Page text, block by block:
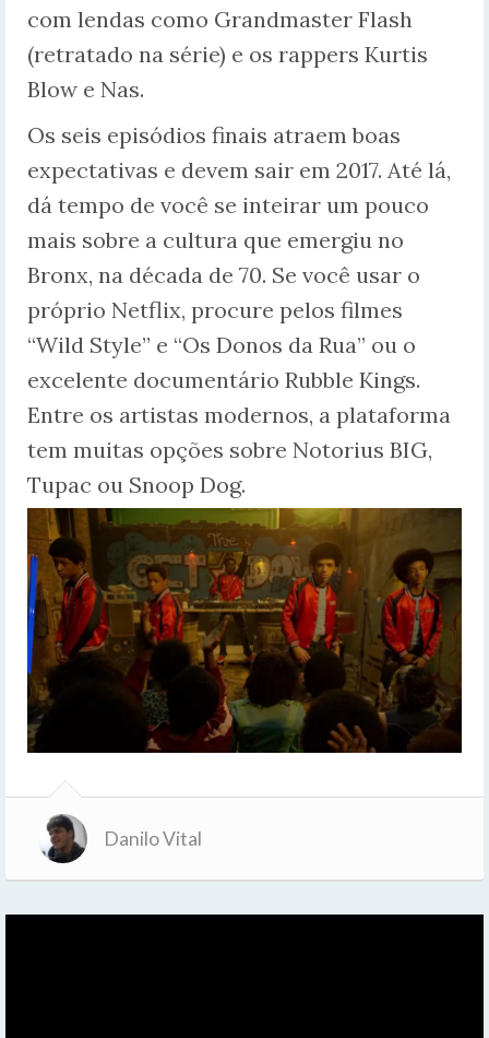
com lendas como Grandmaster Flash
(retratado na série) e os rappers Kurtis
Blow e Nas.
Os seis episódios finais atraem boas
expectativas e devem sair em 2017. Até lá,
dá tempo de você se inteirar um pouco
mais sobre a cultura que emergiu no
Bronx, na década de 70. Se você usar o
próprio Netflix, procure pelos filmes
“Wild Style” e “Os Donos da Rua” ou o
excelente documentário Rubble Kings.
Entre os artistas modernos, a plataforma
tem muitas opções sobre Notorius BIG,
Tupac ou Snoop Dog.
Danilo Vital